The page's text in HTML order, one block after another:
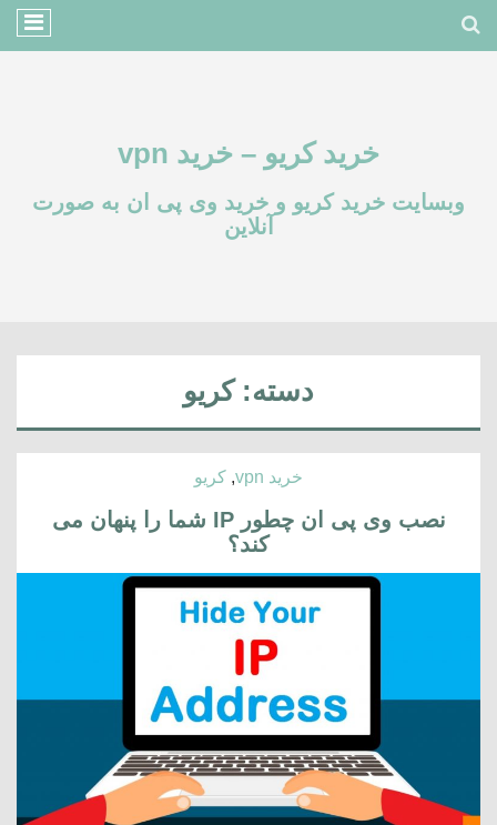
خرید کریو – خرید vpn
وبسایت خرید کریو و خرید وی پی ان به صورت
آنلاین
دسته:کریو
خرید vpn , کریو
نصب وی پی ان چطور IP شما را پنهان می
کند؟